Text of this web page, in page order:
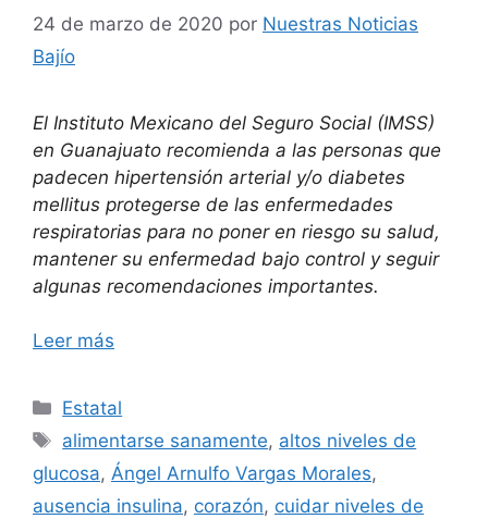
24 de marzo de 2020 por Nuestras Noticias
Bajío
El Instituto Mexicano del Seguro Social (IMSS)
en Guanajuato recomienda a las personas que
padecen hipertensión arterial y/o diabetes
mellitus protegerse de las enfermedades
respiratorias para no poner en riesgo su salud,
mantener su enfermedad bajo control y seguir
algunas recomendaciones importantes.
Leer más
Categorías
Estatal
Etiquetas
alimentarse sanamente, altos niveles de
glucosa, Ángel Arnulfo Vargas Morales,
ausencia insulina, corazón, cuidar niveles de